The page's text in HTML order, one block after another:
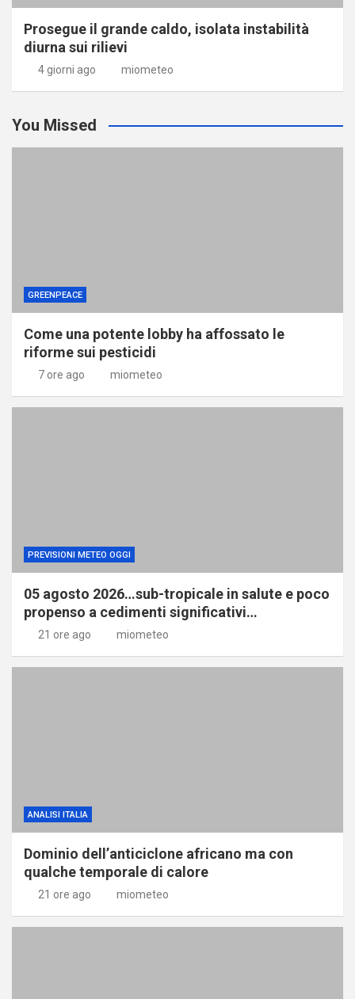
Prosegue il grande caldo, isolata instabilità
diurna sui rilievi
4 giorni ago miometeo
You Missed
GREENPEACE
Come una potente lobby ha affossato le
riforme sui pesticidi
7 ore ago miometeo
PREVISIONI METEO OGGI
05 agosto 2026…sub-tropicale in salute e poco
propenso a cedimenti significativi…
21 ore ago miometeo
ANALISI ITALIA
Dominio dell’anticiclone africano ma con
qualche temporale di calore
21 ore ago miometeo